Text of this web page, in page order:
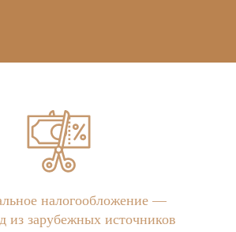
налогообложение —
из зарубежных источников